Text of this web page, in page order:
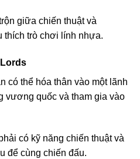
giữa chiến thuật và
thích trò chơi lính nhựa.
có thể hóa thân vào một lãnh
vương quốc và tham gia vào
có kỹ năng chiến thuật và
để cùng chiến đấu.